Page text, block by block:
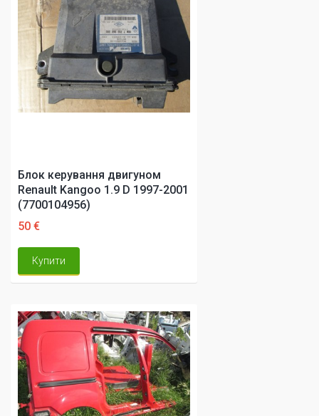
Блок керування двигуном
Renault Kangoo 1.9 D 1997-2001
(7700104956)
50 €
Купити